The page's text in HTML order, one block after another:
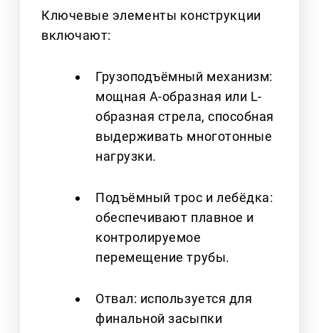
Ключевые элементы конструкции
включают:
Грузоподъёмный механизм:
мощная А-образная или L-
образная стрела, способная
выдерживать многотонные
нагрузки.
Подъёмный трос и лебёдка:
обеспечивают плавное и
контролируемое
перемещение трубы.
Отвал: используется для
финальной засыпки